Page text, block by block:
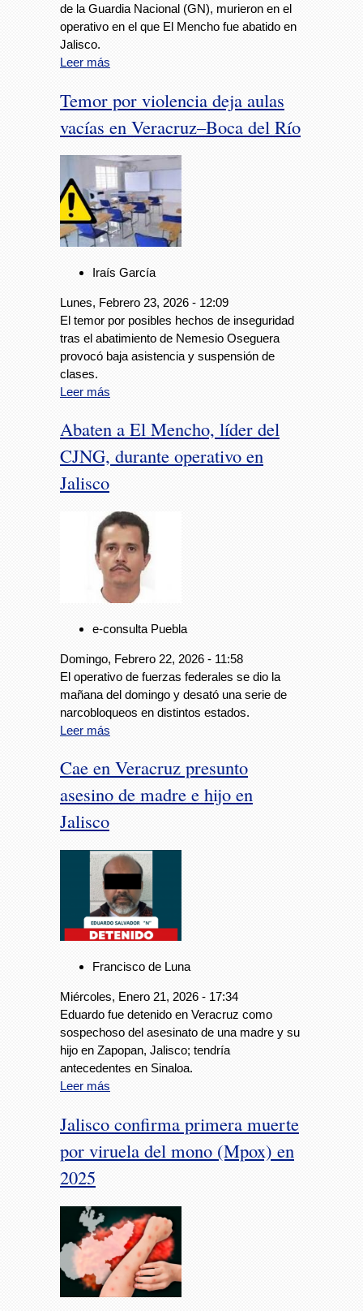
de la Guardia Nacional (GN), murieron en el
operativo en el que El Mencho fue abatido en
Jalisco.
Leer más
Temor por violencia deja aulas
vacías en Veracruz–Boca del Río
Iraís García
Lunes, Febrero 23, 2026 - 12:09
El temor por posibles hechos de inseguridad
tras el abatimiento de Nemesio Oseguera
provocó baja asistencia y suspensión de
clases.
Leer más
Abaten a El Mencho, líder del
CJNG, durante operativo en
Jalisco
e-consulta Puebla
Domingo, Febrero 22, 2026 - 11:58
El operativo de fuerzas federales se dio la
mañana del domingo y desató una serie de
narcobloqueos en distintos estados.
Leer más
Cae en Veracruz presunto
asesino de madre e hijo en
Jalisco
Francisco de Luna
Miércoles, Enero 21, 2026 - 17:34
Eduardo fue detenido en Veracruz como
sospechoso del asesinato de una madre y su
hijo en Zapopan, Jalisco; tendría
antecedentes en Sinaloa.
Leer más
Jalisco confirma primera muerte
por viruela del mono (Mpox) en
2025